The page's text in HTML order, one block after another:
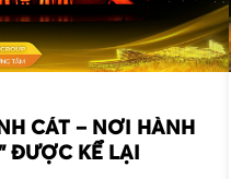
CÁT – NƠI HÀNH
ĐƯỢC KỂ LẠI